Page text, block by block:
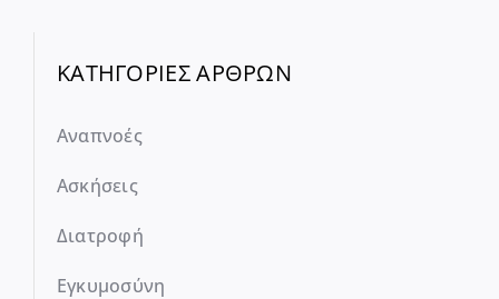
ΚΑΤΗΓΟΡΙΕΣ ΑΡΘΡΩΝ
Αναπνοές
Ασκήσεις
Διατροφή
Εγκυμοσύνη